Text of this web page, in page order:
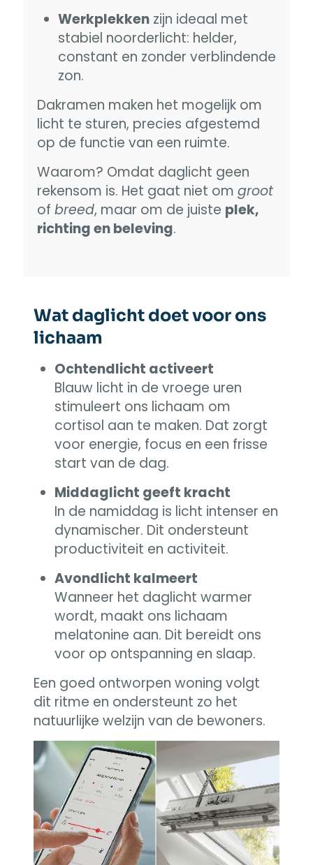
Werkplekken zijn ideaal met
stabiel noorderlicht: helder,
constant en zonder verblindende
zon.
Dakramen maken het mogelijk om
licht te sturen, precies afgestemd
op de functie van een ruimte.
Waarom? Omdat daglicht geen
rekensom is. Het gaat niet om groot
of breed, maar om de juiste plek,
richting en beleving.
Wat daglicht doet voor ons
lichaam
Ochtendlicht activeert
Blauw licht in de vroege uren
stimuleert ons lichaam om
cortisol aan te maken. Dat zorgt
voor energie, focus en een frisse
start van de dag.
Middaglicht geeft kracht
In de namiddag is licht intenser en
dynamischer. Dit ondersteunt
productiviteit en activiteit.
Avondlicht kalmeert
Wanneer het daglicht warmer
wordt, maakt ons lichaam
melatonine aan. Dit bereidt ons
voor op ontspanning en slaap.
Een goed ontworpen woning volgt
dit ritme en ondersteunt zo het
natuurlijke welzijn van de bewoners.